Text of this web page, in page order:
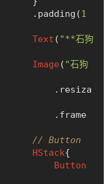
                                .padding(
1
Text ( "**石狗
Image ( "石狗
// Button
HStack{
Button